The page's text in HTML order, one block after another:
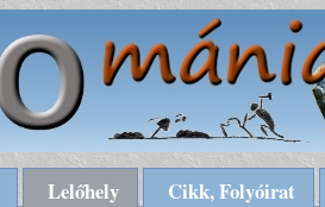
Lelőhely
Cikk, Folyóirat